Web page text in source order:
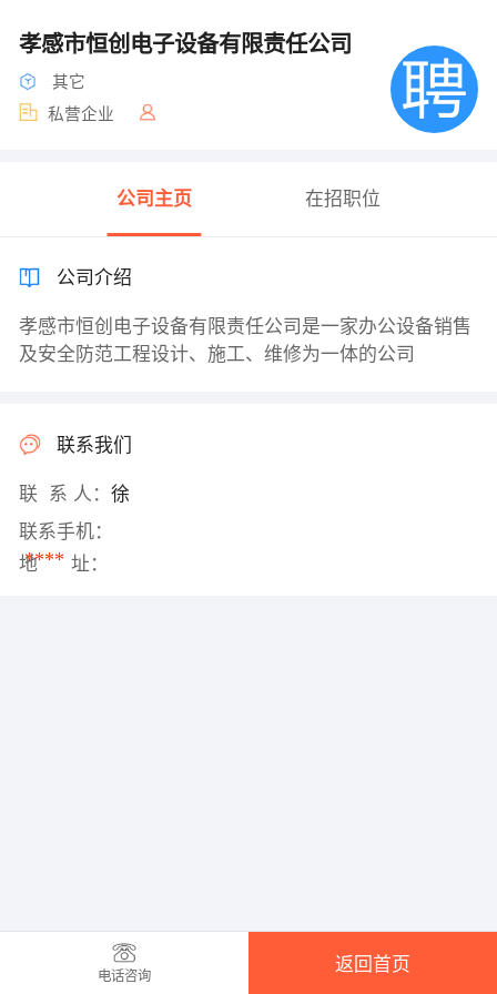
孝感市恒创电子设备有限责任公司
其它
私营企业
公司主页 在招职位
公司介绍
孝感市恒创电子设备有限责任公司是一家办公设备销售
及安全防范工程设计、施工、维修为一体的公司
联系我们
联 系 人： 徐
联系手机：
****
地 址：
电话咨询
返回首页